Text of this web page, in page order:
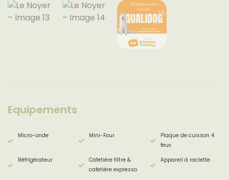
Equipements
Micro-onde Mini-Four
Plaque de cuisson 4
feux
Réfrigérateur
Cafetière filtre &
cafetière expresso
Appareil à raclette